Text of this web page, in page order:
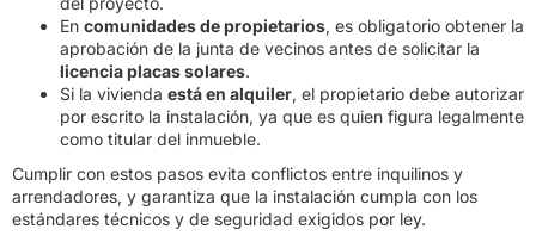
En comunidades de propietarios, es obligatorio obtener la
aprobación de la junta de vecinos antes de solicitar la
licencia placas solares.
Si la vivienda está en alquiler, el propietario debe autorizar
por escrito la instalación, ya que es quien figura legalmente
como titular del inmueble.
Cumplir con estos pasos evita conflictos entre inquilinos y
arrendadores, y garantiza que la instalación cumpla con los
estándares técnicos y de seguridad exigidos por ley.